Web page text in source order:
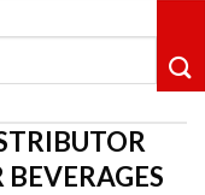
ンのグループのネ
おり、プレイすれ